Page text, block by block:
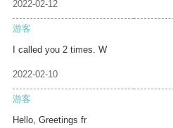
2022-02-12
游客
I called you 2 times. W
2022-02-10
游客
Hello, Greetings fr